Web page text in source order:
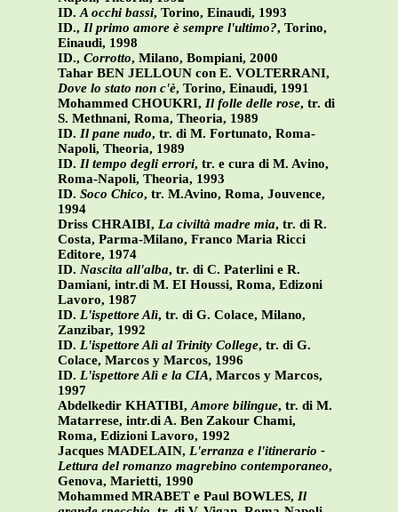
ID.A occhi bassi, Torino, Einaudi, 1993
ID., Il primo amore è sempre l'ultimo?, Torino,
Einaudi, 1998
ID., Corrotto, Milano, Bompiani, 2000
Tahar BEN JELLOUN con E. VOLTERRANI,
Dove lo stato non c'è, Torino, Einaudi, 1991
Mohammed CHOUKRI, Il folle delle rose, tr. di
S. Methnani, Roma, Theoria, 1989
ID. Il pane nudo, tr. di M. Fortunato, Roma-
Napoli, Theoria, 1989
ID. Il tempo degli errori, tr. e cura di M. Avino,
Roma-Napoli, Theoria, 1993
ID. Soco Chico, tr. M.Avino, Roma, Jouvence,
1994
Driss CHRAIBI, La civiltà madre mia, tr. di R.
Costa, Parma-Milano, Franco Maria Ricci
Editore, 1974
ID. Nascita all'alba, tr. di C. Paterlini e R.
Damiani, intr.di M. EI Houssi, Roma, Edizoni
Lavoro, 1987
ID. L'ispettore Alì, tr. di G. Colace, Milano,
Zanzibar, 1992
ID. L'ispettore Alì al Trinity College, tr. di G.
Colace, Marcos y Marcos, 1996
ID. L'ispettore Alì e la CIA, Marcos y Marcos,
1997
Abdelkedir KHATIBI,Amore bilingue, tr. di M.
Matarrese, intr.di A. Ben Zakour Chami,
Roma, Edizioni Lavoro, 1992
Jacques MADELAIN, L'erranza e l'itinerario -
Lettura del romanzo magrebino contemporaneo,
Genova, Marietti, 1990
Mohammed MRABET e Paul BOWLES, Il